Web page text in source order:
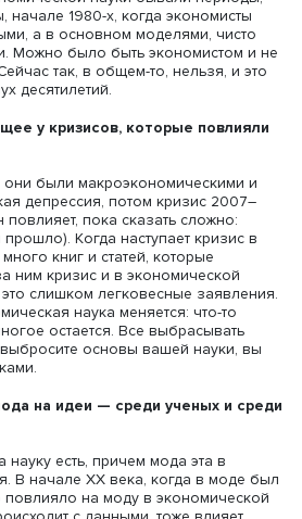
из тех, что мы
зеленой повестки—могут
теорию?
наблюдается новая
credibility revolution. Она
И поэтому возникло
попытка в рамках
проводить эксперименты,
науках. Последняя
отчасти тем людям, которые
работы с данными. Это
науки бывали
начале 1980-х, когда
а в основном моделями,
Можно было быть
Сейчас так, в общем-то, нельзя,
десятилетий.
у кризисов, которые